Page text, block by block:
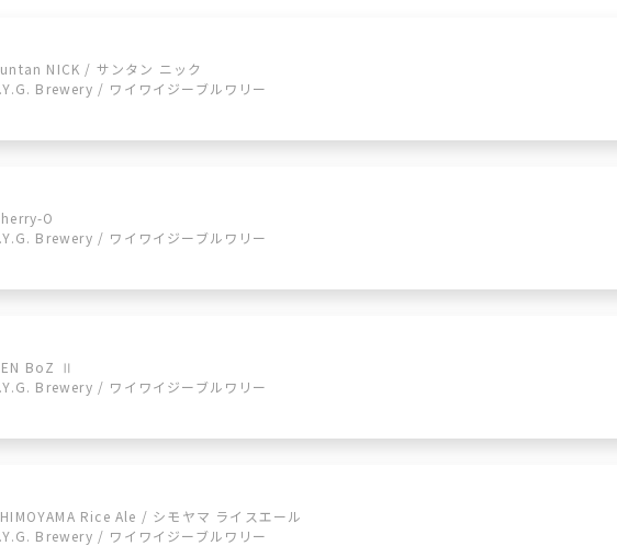
NICK / サンタン ニック
Brewery / ワイワイジーブルワリー
O
Brewery / ワイワイジーブルワリー
BoZ Ⅱ
Brewery / ワイワイジーブルワリー
Rice Ale / シモヤマ ライスエール
Brewery / ワイワイジーブルワリー